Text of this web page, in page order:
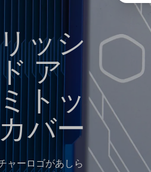
ッシ
ア
トッ
バー
ャーロゴがあしら